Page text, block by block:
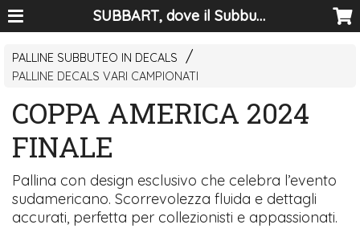
SUBBART, dove il Subbuteo diventa arte
PALLINE SUBBUTEO IN DECALS
PALLINE DECALS VARI CAMPIONATI
COPPA AMERICA 2024
FINALE
Pallina con design esclusivo che celebra l’evento
sudamericano. Scorrevolezza fluida e dettagli
accurati, perfetta per collezionisti e appassionati.